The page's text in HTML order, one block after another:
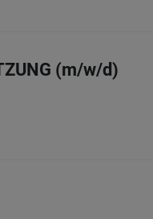
(m/w/d)